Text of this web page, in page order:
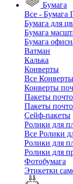
Бумага
Все - Бумага
Бумага для
Бумага
Бумага
Ватман
Калька
Конверты
Все Конверты
Конверты
Пакеты
Пакеты
Сейф-пакеты
Ролики для
Все Ролики
Ролики для
Ролики для
Фотобумага
Этикетки